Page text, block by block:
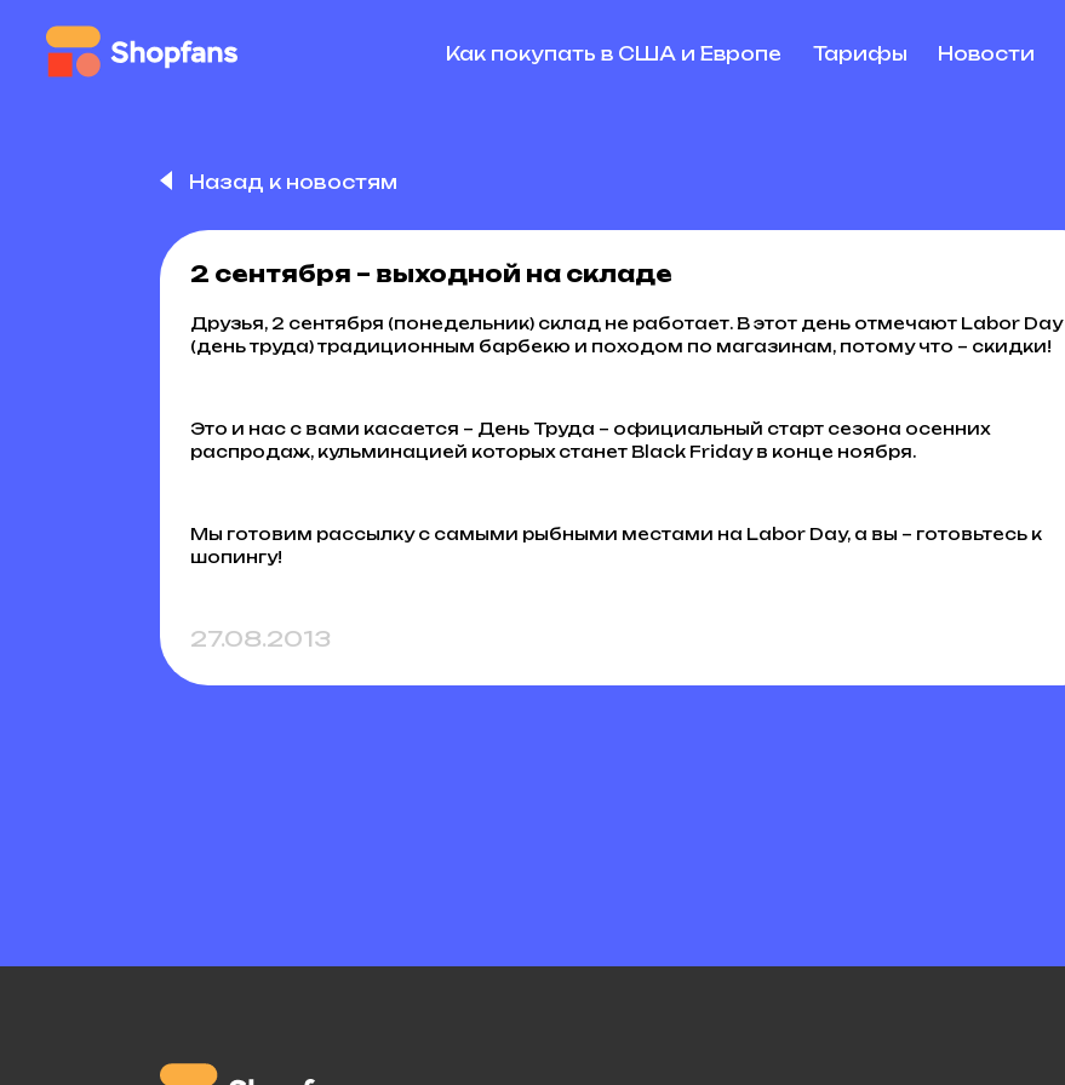
Как покупать в США и Европе Тарифы Новости
Назад к новостям
2 сентября – выходной на складе
Друзья, 2 сентября (понедельник) склад не работает. В этот день отмечают Labor Day
(день труда) традиционным барбекю и походом по магазинам, потому что – скидки!
Это и нас с вами касается – День Труда – официальный старт сезона осенних
распродаж, кульминацией которых станет Black Friday в конце ноября.
Мы готовим рассылку с самыми рыбными местами на Labor Day, а вы – готовьтесь к
шопингу!
27.08.2013